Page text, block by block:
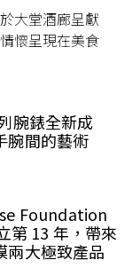
大堂酒廊呈獻
懷呈現在美食
腕錶全新成
腕間的藝術
Foundation
第 13 年，帶來
兩大極致產品